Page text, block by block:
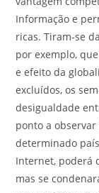
Informação e
ricas. Tiram-se
por exemplo,
e efeito da
excluídos, os
desigualdade
ponto a
determinado
Internet, poderá
mas se